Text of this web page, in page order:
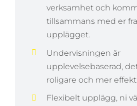
verksamhet och
tillsammans med er
upplägget.
Undervisningen är
upplevelsebaserad,
roligare och mer
Flexibelt upplägg, ni